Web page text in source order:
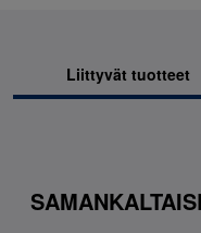
Liittyvät tuotteet